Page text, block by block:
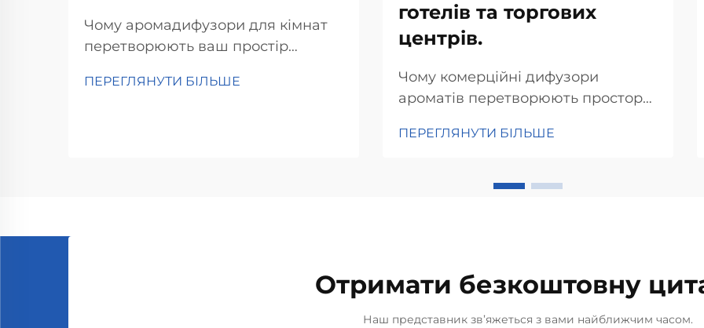
Чому аромадифузори для кімнат
перетворюють ваш простір
стрес Аромадифузори для кімнат
ПЕРЕГЛЯНУТИ БІЛЬШЕ
готелів та торгових
центрів.
Чому комерційні дифузори
ароматів перетворюють простори
аромату в досвіді клієнтів. Аромат
поведінку. Дослідження
ПЕРЕГЛЯНУТИ БІЛЬШЕ
Отримати безкоштовну
Наш представник зв’яжеться з вами найближчим часом.